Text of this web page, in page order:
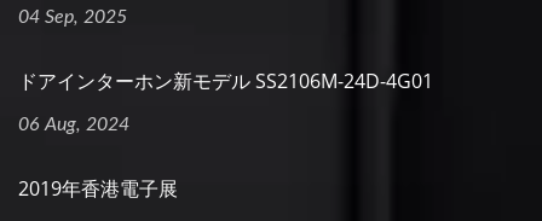
04 Sep, 2025
ドアインターホン新モデル SS2106M-24D-4G01
06 Aug, 2024
2019年香港電子展